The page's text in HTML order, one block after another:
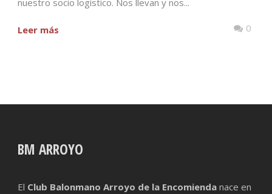
nuestro socio logístico. Nos llevan y nos...
Leer más 0
BM ARROYO
El Club Balonmano Arroyo de la Encomienda nace en